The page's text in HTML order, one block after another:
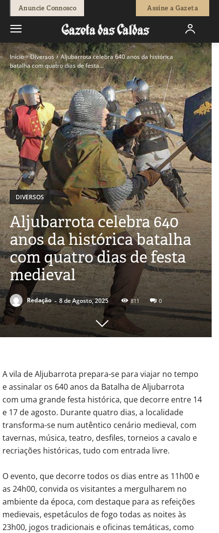
Anuncie Connosco Assine a Gazeta
Início Diversos
Aljubarrota celebra 640 anos da histórica
batalha com quatro dias de festa...
DIVERSOS
Aljubarrota celebra 640
anos da histórica batalha
com quatro dias de festa
medieval
Redação - 8 de Agosto, 2025 811 0
A vila de Aljubarrota prepara-se para viajar no tempo
e assinalar os 640 anos da Batalha de Aljubarrota
com uma grande festa histórica, que decorre entre 14
e 17 de agosto. Durante quatro dias, a localidade
transforma-se num autêntico cenário medieval, com
tavernas, música, teatro, desfiles, torneios a cavalo e
recriações históricas, tudo com entrada livre.
O evento, que decorre todos os dias entre as 11h00 e
as 24h00, convida os visitantes a mergulharem no
ambiente da época, com destaque para as refeições
medievais, espetáculos de fogo todas as noites às
23h00, jogos tradicionais e oficinas temáticas, como